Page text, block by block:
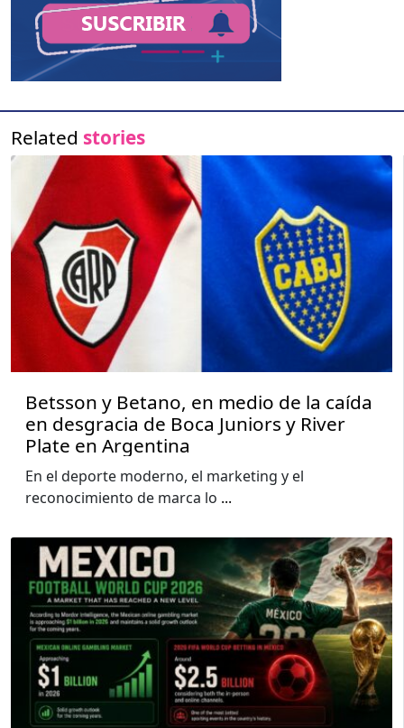
Related stories
Betsson y Betano, en medio de la caída
en desgracia de Boca Juniors y River
Plate en Argentina
En el deporte moderno, el marketing y el
reconocimiento de marca lo ...